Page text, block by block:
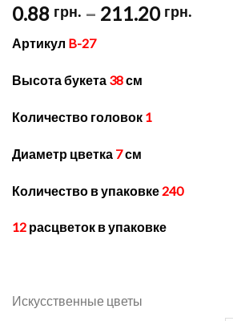
0.88 грн. – 211.20 грн.Price
Артикул B-27
Высота букета 38см
Количество головок 1
Диаметр цветка 7см
Количество в упаковке 240
12 расцветок в упаковке
Искусственные цветы